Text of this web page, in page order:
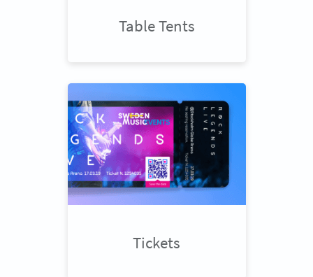
Table Tents
Tickets